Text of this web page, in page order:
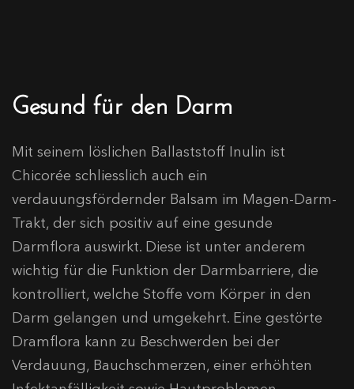
Gesund für den Darm
Mit seinem löslichen Ballaststoff Inulin ist
Chicorée schliesslich auch ein
verdauungsfördernder Balsam im Magen-Darm-
Trakt, der sich positiv auf eine gesunde
Darmflora auswirkt. Diese ist unter anderem
wichtig für die Funktion der Darmbarriere, die
kontrolliert, welche Stoffe vom Körper in den
Darm gelangen und umgekehrt. Eine gestörte
Dramflora kann zu Beschwerden bei der
Verdauung, Bauchschmerzen, einer erhöhten